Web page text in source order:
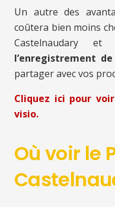
Un autre des
coûtera bien moins
Castelnaudary
l’enregistrement
partager avec vos
Cliquez ici pour
visio.
Où voir le